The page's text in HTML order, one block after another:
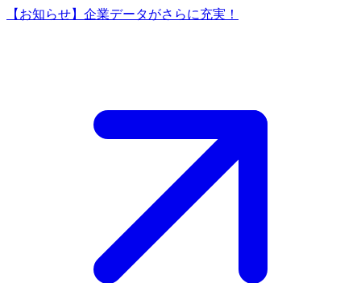
【お知らせ】企業データがさらに充実！